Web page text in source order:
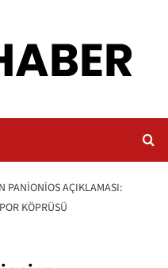
PANIONIOS AÇIKLAMASI:
KÖPRÜSÜ